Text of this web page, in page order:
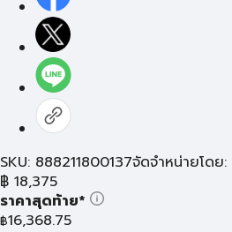
SKU: 888211800137จัดจำหน่ายโดย:
฿ 18,375
ราคาสุดท้าย*
฿16,368.75